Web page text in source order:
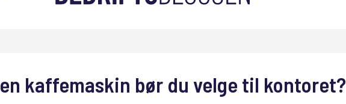
kaffemaskin bør du velge til kontoret?